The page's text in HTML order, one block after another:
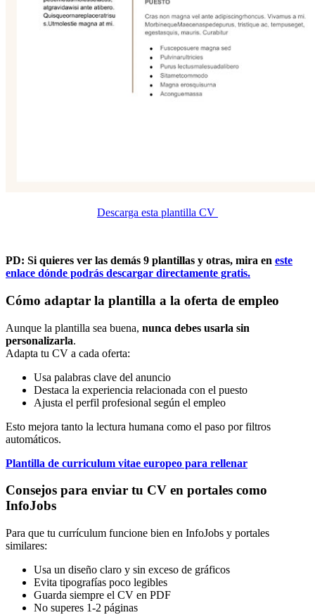
Descarga esta plantilla CV
PD: Si quieres ver las demás 9 plantillas y otras, mira en este
enlace dónde podrás descargar directamente gratis.
Cómo adaptar la plantilla a la oferta de empleo
Aunque la plantilla sea buena, nunca debes usarla sin
personalizarla.
Adapta tu CV a cada oferta:
Usa palabras clave del anuncio
Destaca la experiencia relacionada con el puesto
Ajusta el perfil profesional según el empleo
Esto mejora tanto la lectura humana como el paso por filtros
automáticos.
Plantilla de curriculum vitae europeo para rellenar
Consejos para enviar tu CV en portales como
InfoJobs
Para que tu currículum funcione bien en InfoJobs y portales
similares:
Usa un diseño claro y sin exceso de gráficos
Evita tipografías poco legibles
Guarda siempre el CV en PDF
No superes 1-2 páginas